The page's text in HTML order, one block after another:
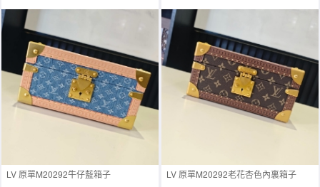
LV 原單M20292牛仔藍箱子 LV 原單M20292老花杏色內裏箱子